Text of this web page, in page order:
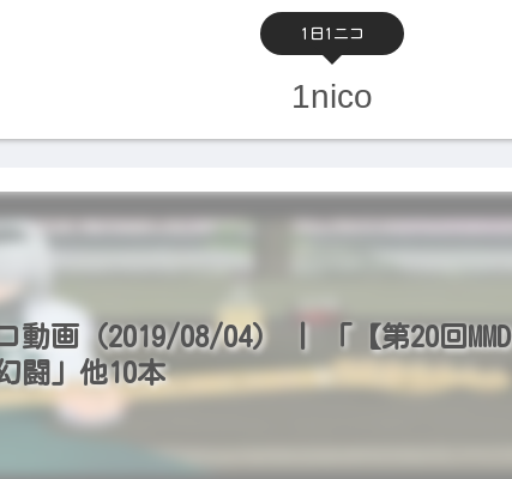
1日1ニコ
1nico
動画（2019/08/04） | 「【第20回MMD
闘」他10本